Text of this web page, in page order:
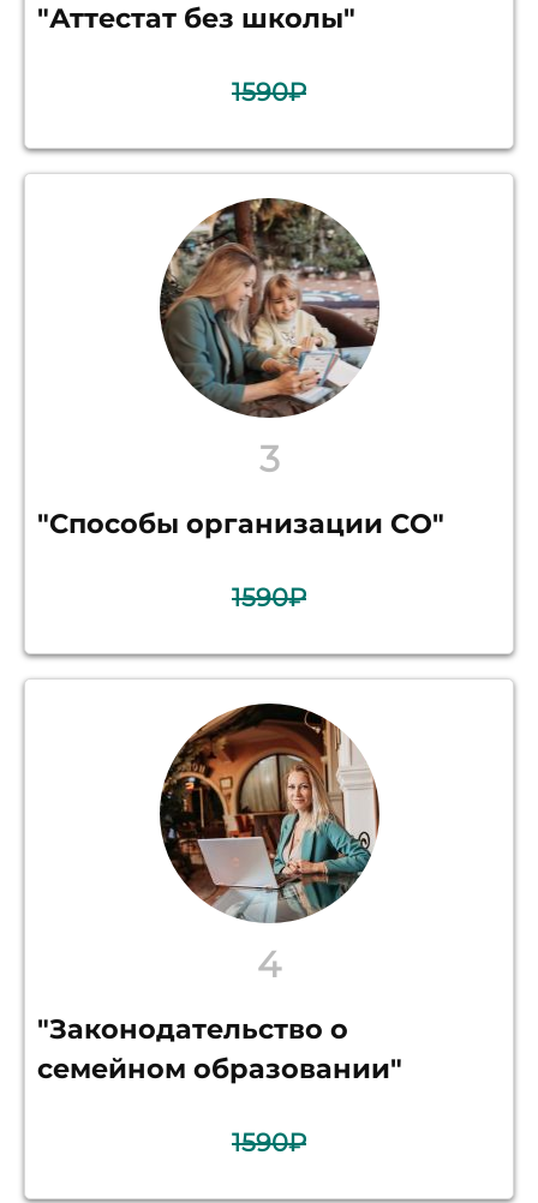
"Аттестат без школы"
1590₽
3
"Способы организации СО"
1590₽
4
"Законодательство о
семейном образовании"
1590₽